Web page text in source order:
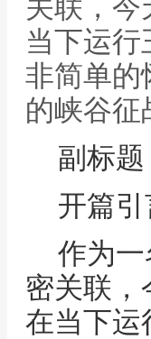
关联，今
当下运
非简单的
的峡谷征
副标
开篇引
作为
密关联，
在当下运